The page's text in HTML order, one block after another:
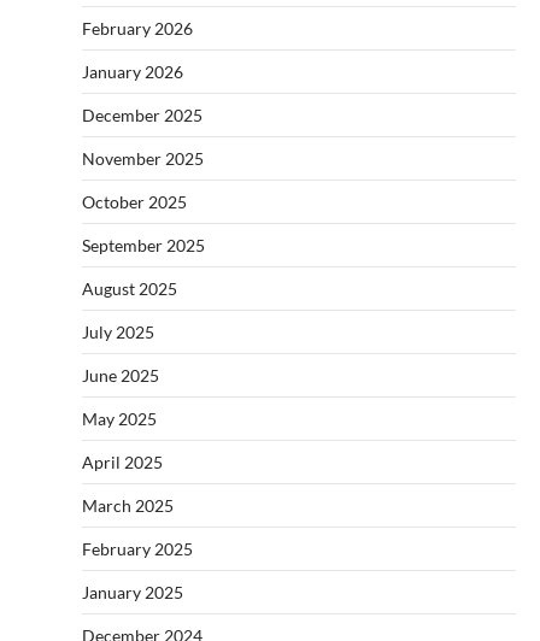
February 2026
January 2026
December 2025
November 2025
October 2025
September 2025
August 2025
July 2025
June 2025
May 2025
April 2025
March 2025
February 2025
January 2025
December 2024